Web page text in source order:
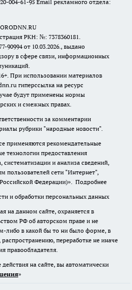
004-61-95 Email рекламного отдела:
РКН: №: 7378360181.
90994 от 10.03.2026., выдано
в сфере связи, информационных
При использовании материалов
гиперссылка на ресурс
будут применены нормы
и смежных правах.
за комментарии
рубрики "народные новости".
применяются рекомендательные
технологии предоставления
и анализа сведений,
пользователей сети "Интернет",
Федерации)». Подробнее
и обработки персональных данных
на данном сайте, охраняется в
РФ об авторском праве и не
либо в какой бы то ни было форме, в
переработке не иначе
правообладателя.
на сайте, вы автоматически
»